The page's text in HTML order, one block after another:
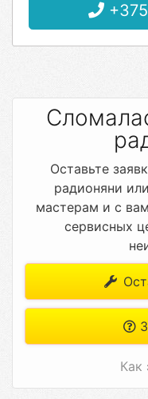
Оставьте
радионяни
мастерам и с
сервисных
Как